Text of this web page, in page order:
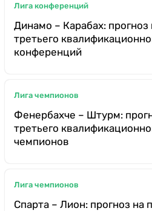
Лига конференций
Динамо – Карабах:
третьего
конференций
Лига чемпионов
Фенербахче – Штурм:
третьего
чемпионов
Лига чемпионов
Спарта – Лион: прогноз на